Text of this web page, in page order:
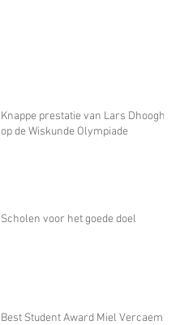
Knappe prestatie van Lars Dhooghe
op de Wiskunde Olympiade
Scholen voor het goede doel
Best Student Award Miel Vercaemst